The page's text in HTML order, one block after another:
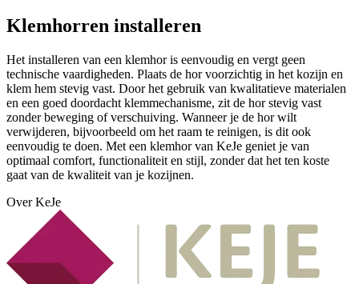
Klemhorren installeren
Het installeren van een klemhor is eenvoudig en vergt geen
technische vaardigheden. Plaats de hor voorzichtig in het kozijn en
klem hem stevig vast. Door het gebruik van kwalitatieve materialen
en een goed doordacht klemmechanisme, zit de hor stevig vast
zonder beweging of verschuiving. Wanneer je de hor wilt
verwijderen, bijvoorbeeld om het raam te reinigen, is dit ook
eenvoudig te doen. Met een klemhor van KeJe geniet je van
optimaal comfort, functionaliteit en stijl, zonder dat het ten koste
gaat van de kwaliteit van je kozijnen.
Over KeJe